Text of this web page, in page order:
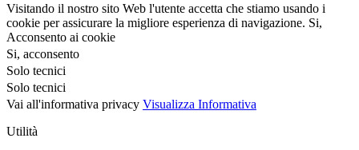
Visitando il nostro sito Web l'utente accetta che stiamo usando i
cookie per assicurare la migliore esperienza di navigazione. Si,
Acconsento ai cookie
Si, acconsento
Solo tecnici
Solo tecnici
Vai all'informativa privacy Visualizza Informativa
Utilità